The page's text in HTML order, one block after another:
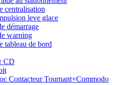
centralisation
leve glace
démarrage
warning
tableau de bord
CD
Contacteur Tournant+Commodo